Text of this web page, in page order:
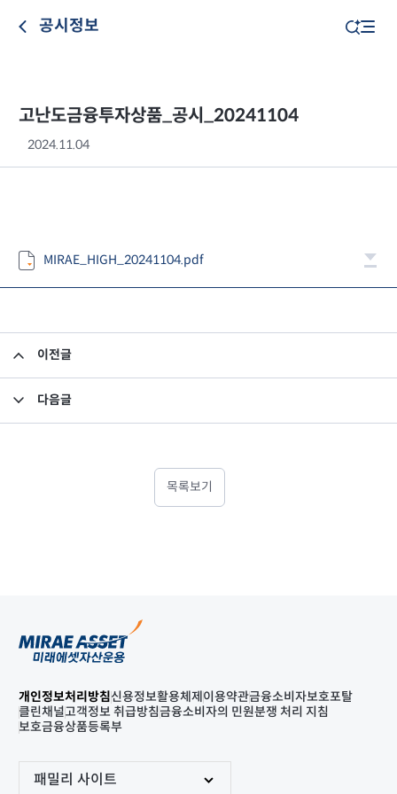
공시정보
고난도금융투자상품_공시_20241104
2024.11.04
MIRAE_HIGH_20241104.pdf
이전글
다음글
목록보기
개인정보처리방침신용정보활용체제 이용약관금융소비자보호포탈
클린채널고객정보 취급방침금융소비자의 민원분쟁 처리 지침
보호금융상품등록부
패밀리 사이트